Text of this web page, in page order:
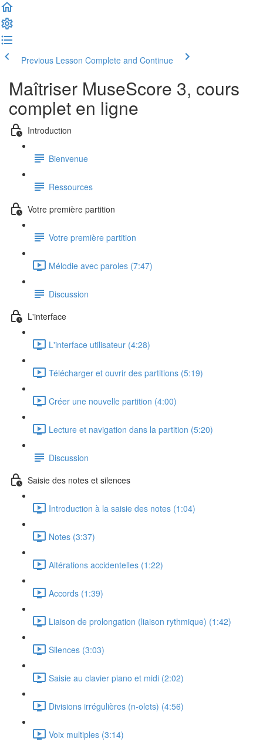
Previous Lesson Complete and Continue
Maîtriser MuseScore 3, cours
complet en ligne
Introduction
Bienvenue
Ressources
Votre première partition
Votre première partition
Mélodie avec paroles (7:47)
Discussion
L'interface
L'interface utilisateur (4:28)
Télécharger et ouvrir des partitions (5:19)
Créer une nouvelle partition (4:00)
Lecture et navigation dans la partition (5:20)
Discussion
Saisie des notes et silences
Introduction à la saisie des notes (1:04)
Notes (3:37)
Altérations accidentelles (1:22)
Accords (1:39)
Liaison de prolongation (liaison rythmique) (1:42)
Silences (3:03)
Saisie au clavier piano et midi (2:02)
Divisions irrégulières (n-olets) (4:56)
Voix multiples (3:14)